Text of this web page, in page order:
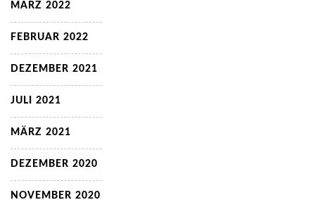
MÄRZ 2022
FEBRUAR 2022
DEZEMBER 2021
JULI 2021
MÄRZ 2021
DEZEMBER 2020
NOVEMBER 2020